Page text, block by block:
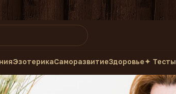
ЭзотерикаСаморазвитиеЗдоровье✦ Тесты